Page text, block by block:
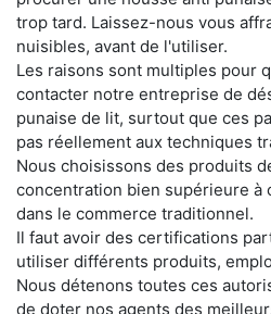
trop tard. Laissez-nous vous
nuisibles, avant de l'utiliser.
Les raisons sont multiples pour
contacter notre entreprise de
punaise de lit, surtout que ces
pas réellement aux techniques
Nous choisissons des produits
concentration bien supérieure à
dans le commerce traditionnel.
Il faut avoir des certifications
utiliser différents produits,
Nous détenons toutes ces
de doter nos agents des